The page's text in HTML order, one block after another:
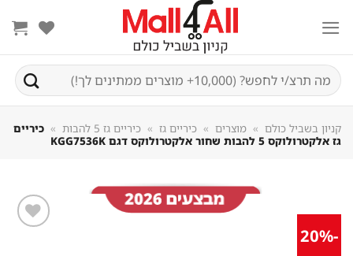
חיפוש
עבור:
קניון בשביל כולם מוצרים כיריים גז כיריים גז 5 להבות
כיריים
גז אלקטרולוקס 5 להבות שחור אלקטרולוקס דגם KGG7536K